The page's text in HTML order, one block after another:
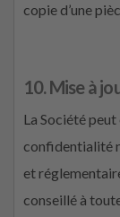
copie d’une
10. Mise à
La Société
confidentialité
et
conseillé à